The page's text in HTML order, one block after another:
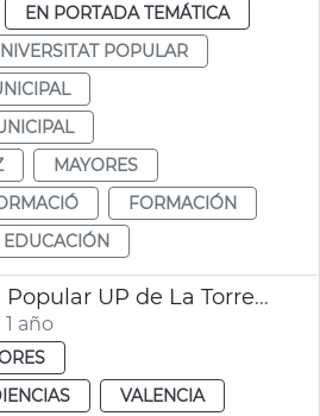
EN PORTADA TEMÁTICA
POPULAR
MAYORES
FORMACIÓN
EDUCACIÓN
La Universidad Popular UP de La Torre reabre tras la dana
año
VALENCIA